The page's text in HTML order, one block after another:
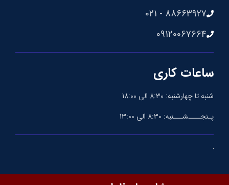
88663927 - 021
09120067664
ساعات کاری
شنبه تا چهارشنبه: 8:30 الی 18:00
پـنجــــشـــنبه: 8:30 الی 13:00